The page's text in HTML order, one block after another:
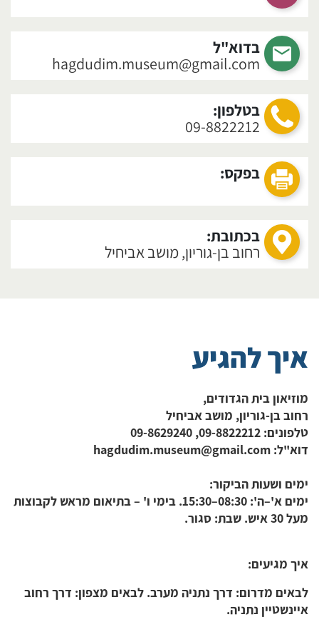
בדוא"ל
hagdudim.museum@gmail.com
בטלפון:
09-8822212
בפקס:
בכתובת:
​רחוב בן-גוריון, מושב אביחיל
איך להגיע
מוזיאון בית הגדודים,
​רחוב בן-גוריון, מושב אביחיל
טלפונים: 09-8822212
,
09-8629240
דוא"ל: hagdudim.museum@gmail.com
ימים ושעות הביקור:
​ימים א'–ה': 08:30–15:30. בימי ו' – בתיאום מראש לקבוצות
מעל 30 איש. שבת: סגור.​
איך מגיעים:
לבאים מדרום: דרך נתניה מערב. לבאים מצפון: דרך רחוב
איינשטיין נתניה.